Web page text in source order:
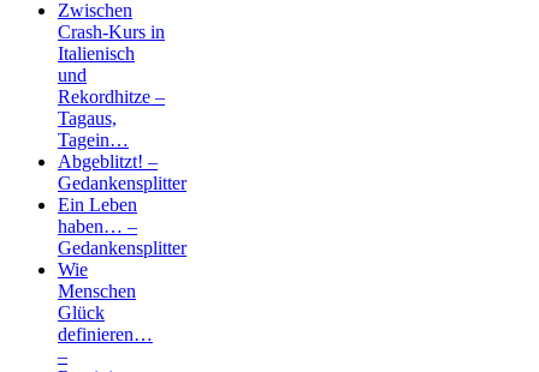
Zwischen
Crash-Kurs in
Italienisch
und
Rekordhitze –
Tagaus,
Tagein…
Abgeblitzt! –
Gedankensplitter
Ein Leben
haben… –
Gedankensplitter
Wie
Menschen
Glück
definieren…
–